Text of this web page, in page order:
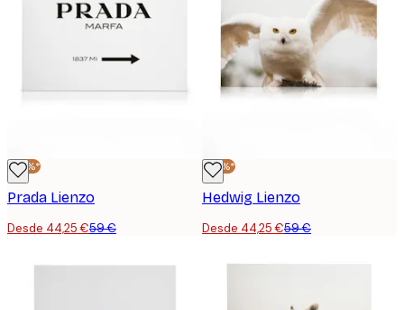
-25%*
Prada Lienzo
Desde 44,25 €59 €
-25%*
Hedwig Lienzo
Desde 44,25 €59 €